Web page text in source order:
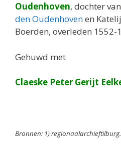
Oudenhoven, dochter van
den Oudenhovenen
Boerden, overleden 1552-
Gehuwd met
Claeske Peter Gerijt
Bronnen: 1)